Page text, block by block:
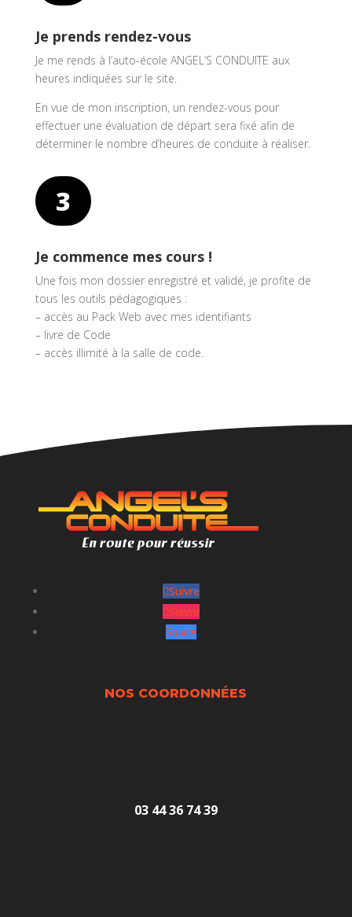
Je prends rendez-vous
Je me rends à l’auto-école ANGEL’S CONDUITE aux
heures indiquées sur le site.
En vue de mon inscription, un rendez-vous pour
effectuer une évaluation de départ sera fixé afin de
déterminer le nombre d’heures de conduite à réaliser.
3
Je commence mes cours !
Une fois mon dossier enregistré et validé, je profite de
tous les outils pédagogiques :
– accès au Pack Web avec mes identifiants
– livre de Code
– accès illimité à la salle de code.
Suivre
Suivre
Suivre
NOS COORDONNÉES
03 44 36 74 39